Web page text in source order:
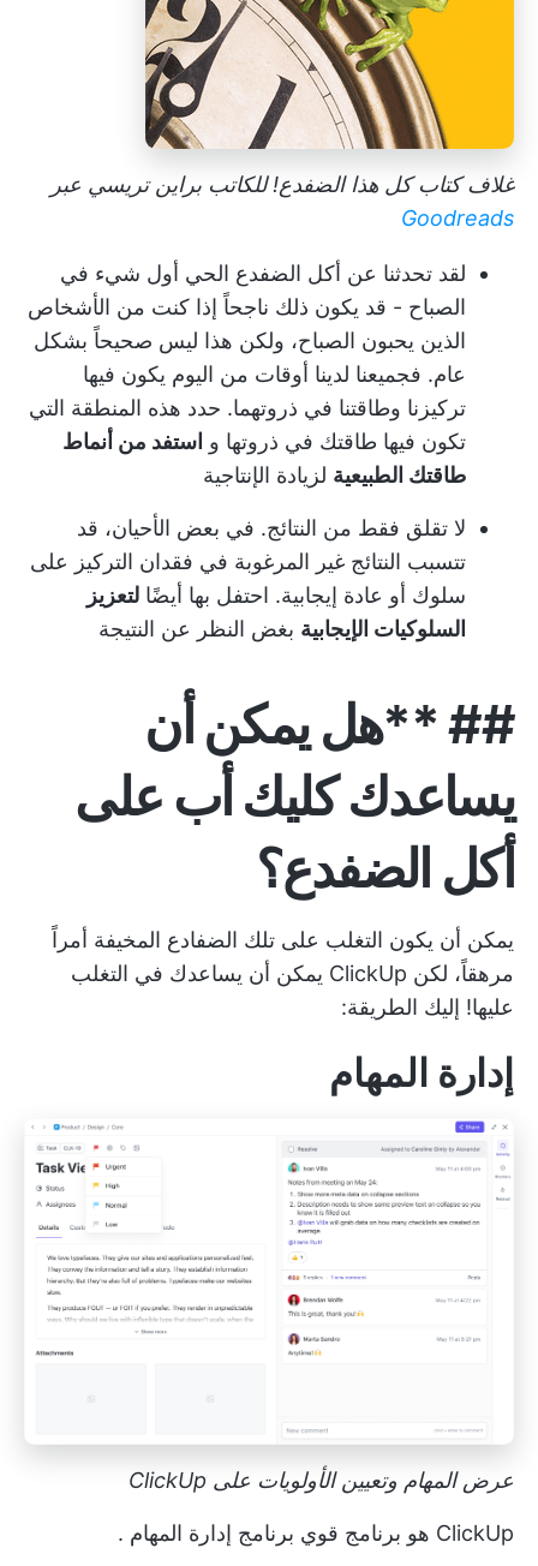
غلاف كتاب كل هذا الضفدع! للكاتب براين تريسي عبر
Goodreads
لقد تحدثنا عن أكل الضفدع الحي أول شيء في
الصباح - قد يكون ذلك ناجحاً إذا كنت من الأشخاص
الذين يحبون الصباح، ولكن هذا ليس صحيحاً بشكل
عام. فجميعنا لدينا أوقات من اليوم يكون فيها
تركيزنا وطاقتنا في ذروتهما. حدد هذه المنطقة التي
تكون فيها طاقتك في ذروتها و استفد من أنماط
طاقتك الطبيعية لزيادة الإنتاجية
لا تقلق فقط من النتائج. في بعض الأحيان، قد
تتسبب النتائج غير المرغوبة في فقدان التركيز على
سلوك أو عادة إيجابية. احتفل بها أيضًا لتعزيز
السلوكيات الإيجابية بغض النظر عن النتيجة
## **هل يمكن أن
يساعدك كليك أب على
أكل الضفدع؟
يمكن أن يكون التغلب على تلك الضفادع المخيفة أمراً
مرهقاً، لكن ClickUp يمكن أن يساعدك في التغلب
عليها! إليك الطريقة:
إدارة المهام
عرض المهام وتعيين الأولويات على ClickUp
ClickUp هو برنامج قوي برنامج إدارة المهام .